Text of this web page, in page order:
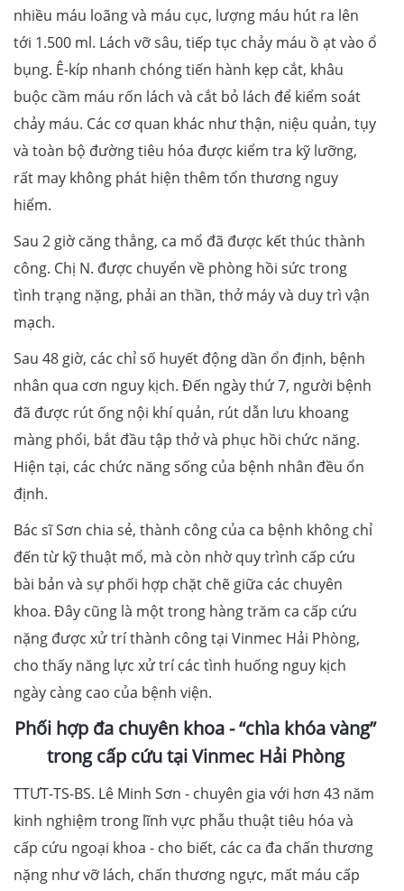
nhiều máu loãng và máu cục, lượng máu hút ra lên
tới 1.500 ml. Lách vỡ sâu, tiếp tục chảy máu ồ ạt vào ổ
bụng. Ê-kíp nhanh chóng tiến hành kẹp cắt, khâu
buộc cầm máu rốn lách và cắt bỏ lách để kiểm soát
chảy máu. Các cơ quan khác như thận, niệu quản, tụy
và toàn bộ đường tiêu hóa được kiểm tra kỹ lưỡng,
rất may không phát hiện thêm tổn thương nguy
hiểm.
Sau 2 giờ căng thẳng, ca mổ đã được kết thúc thành
công. Chị N. được chuyển về phòng hồi sức trong
tình trạng nặng, phải an thần, thở máy và duy trì vận
mạch.
Sau 48 giờ, các chỉ số huyết động dần ổn định, bệnh
nhân qua cơn nguy kịch. Đến ngày thứ 7, người bệnh
đã được rút ống nội khí quản, rút dẫn lưu khoang
màng phổi, bắt đầu tập thở và phục hồi chức năng.
Hiện tại, các chức năng sống của bệnh nhân đều ổn
định.
Bác sĩ Sơn chia sẻ, thành công của ca bệnh không chỉ
đến từ kỹ thuật mổ, mà còn nhờ quy trình cấp cứu
bài bản và sự phối hợp chặt chẽ giữa các chuyên
khoa. Đây cũng là một trong hàng trăm ca cấp cứu
nặng được xử trí thành công tại Vinmec Hải Phòng,
cho thấy năng lực xử trí các tình huống nguy kịch
ngày càng cao của bệnh viện.
Phối hợp đa chuyên khoa - “chìa khóa vàng”
trong cấp cứu tại Vinmec Hải Phòng
TTƯT-TS-BS. Lê Minh Sơn - chuyên gia với hơn 43 năm
kinh nghiệm trong lĩnh vực phẫu thuật tiêu hóa và
cấp cứu ngoại khoa - cho biết, các ca đa chấn thương
nặng như vỡ lách, chấn thương ngực, mất máu cấp